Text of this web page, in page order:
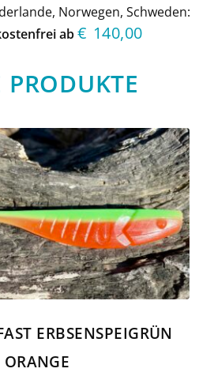
Norwegen, Schweden:
ab€ 140,00
ERBSENSPEIGRÜN
ORANGE